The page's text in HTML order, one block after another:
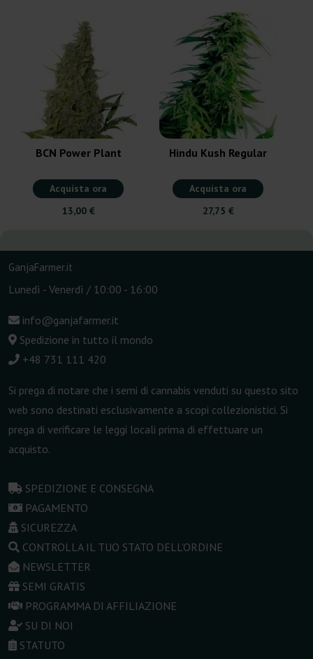
BCN Power Plant
Acquista ora
13,00 €
Hindu Kush Regular
Acquista ora
27,75 €
GanjaFarmer.it
Lunedì - Venerdì / 10:00 - 16:00
info@ganjafarmer.it
Spedizione in tutto il mondo
+48 731 111 420
Si prega di notare che i semi di cannabis venduti su questo sito
web sono destinati esclusivamente a scopi collezionistici. Si
prega di verificare le leggi locali prima di effettuare un
acquisto.
SPEDIZIONE E CONSEGNA
PAGAMENTO
SICUREZZA
CONTROLLA IL TUO STATO DELL'ORDINE
NEWSLETTER
SEMI GRATIS
PROGRAMMA DI AFFILIAZIONE
SU DI NOI
STATUTO